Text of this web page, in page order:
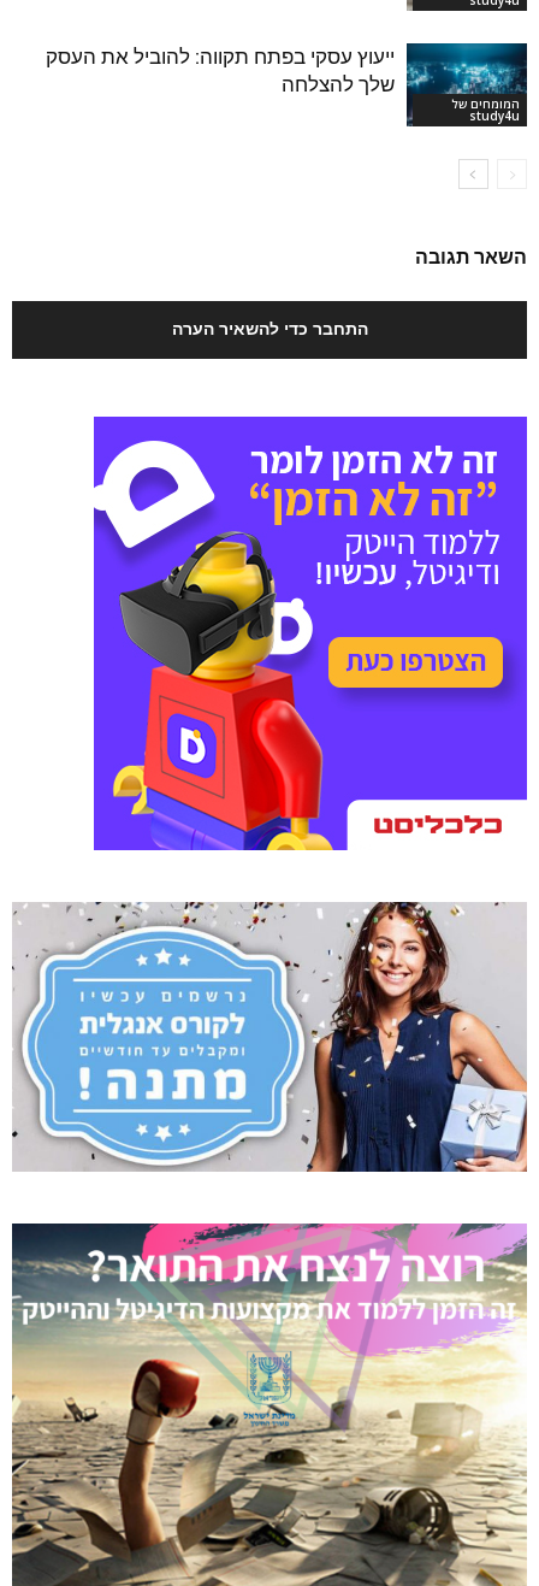
המומחים של
study4u
ייעוץ עסקי בפתח תקווה: להוביל את העסק
שלך להצלחה
השאר תגובה
התחבר כדי להשאיר הערה